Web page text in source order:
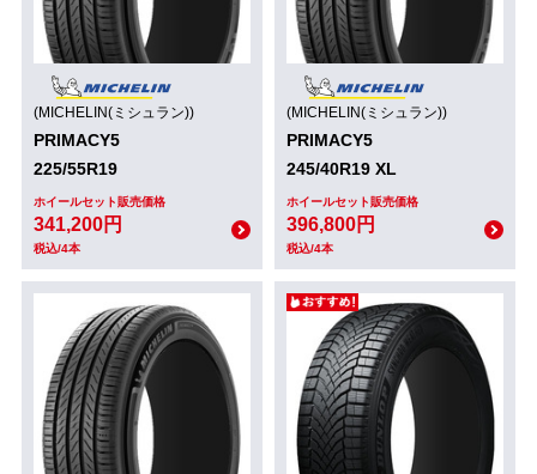
(MICHELIN(ミシュラン))
PRIMACY5
225/55R19
ホイールセット販売価格
341,200円
税込/4本
(MICHELIN(ミシュラン))
PRIMACY5
245/40R19 XL
ホイールセット販売価格
396,800円
税込/4本